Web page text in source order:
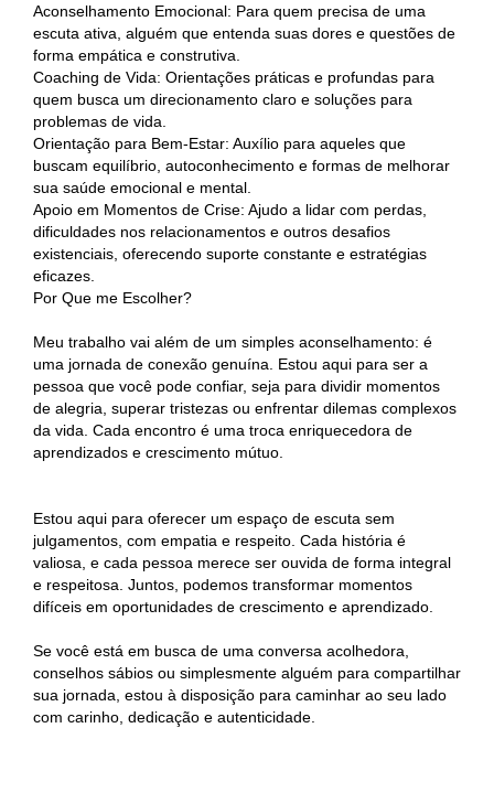
Aconselhamento Emocional: Para quem precisa de uma
escuta ativa, alguém que entenda suas dores e questões de
forma empática e construtiva.
Coaching de Vida: Orientações práticas e profundas para
quem busca um direcionamento claro e soluções para
problemas de vida.
Orientação para Bem-Estar: Auxílio para aqueles que
buscam equilíbrio, autoconhecimento e formas de melhorar
sua saúde emocional e mental.
Apoio em Momentos de Crise: Ajudo a lidar com perdas,
dificuldades nos relacionamentos e outros desafios
existenciais, oferecendo suporte constante e estratégias
eficazes.
Por Que me Escolher?
Meu trabalho vai além de um simples aconselhamento: é
uma jornada de conexão genuína. Estou aqui para ser a
pessoa que você pode confiar, seja para dividir momentos
de alegria, superar tristezas ou enfrentar dilemas complexos
da vida. Cada encontro é uma troca enriquecedora de
aprendizados e crescimento mútuo.
Estou aqui para oferecer um espaço de escuta sem
julgamentos, com empatia e respeito. Cada história é
valiosa, e cada pessoa merece ser ouvida de forma integral
e respeitosa. Juntos, podemos transformar momentos
difíceis em oportunidades de crescimento e aprendizado.
Se você está em busca de uma conversa acolhedora,
conselhos sábios ou simplesmente alguém para compartilhar
sua jornada, estou à disposição para caminhar ao seu lado
com carinho, dedicação e autenticidade.